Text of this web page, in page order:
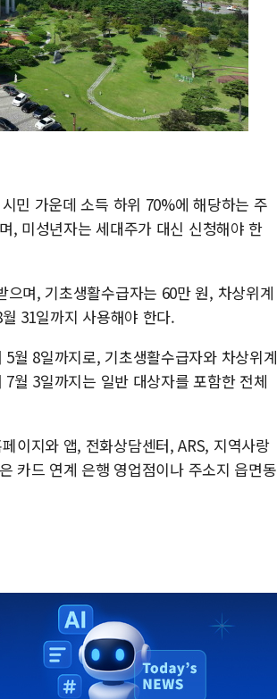
민 가운데 소득 하위 70%에 해당하는 주
, 미성년자는 세대주가 대신 신청해야 한
며, 기초생활수급자는 60만 원, 차상위계
31일까지 사용해야 한다.
월 8일까지로, 기초생활수급자와 차상위계
월 3일까지는 일반 대상자를 포함한 전체
이지와 앱, 전화상담센터, ARS, 지역사랑
카드 연계 은행 영업점이나 주소지 읍면동